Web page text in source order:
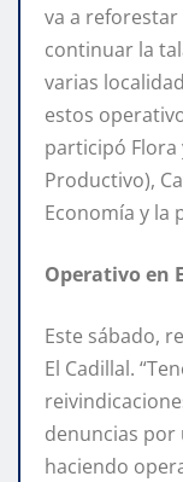
va a
continuar la
varias
estos
participó Flora
Productivo),
Economía y la
Operativo en
Este sábado,
El Cadillal.
denuncias por
haciendo